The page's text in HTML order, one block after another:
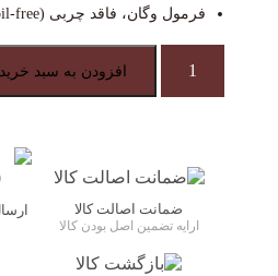
فرمول وگان، فاقد چربی (oil-free) و مناسب انواع پوست.
لیکوئیداسنس
GOT
highlighter
افزودن به سبد خرید
ضمانت اصالت کالا
ارایه تضمین اصل بودن کالا